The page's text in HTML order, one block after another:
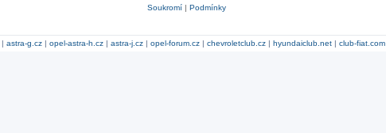
Soukromí| Podmínky
| astra-g.cz | opel-astra-h.cz | astra-j.cz | opel-forum.cz | chevroletclub.cz | hyundaiclub.net | club-fiat.com